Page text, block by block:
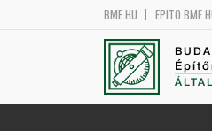
BME.HU